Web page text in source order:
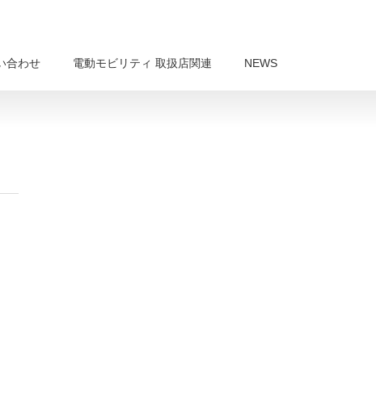
合わせ 電動モビリティ 取扱店関連 NEWS